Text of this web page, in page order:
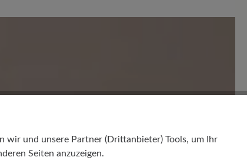
wir und unsere Partner (Drittanbieter) Tools, um Ihr
Seiten anzuzeigen.